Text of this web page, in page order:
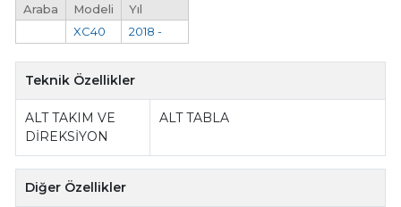
Araba Modeli
Yıl
XC40
2018 -
Teknik Özellikler
ALT TAKIM VE
DİREKSİYON
ALT TABLA
Diğer Özellikler